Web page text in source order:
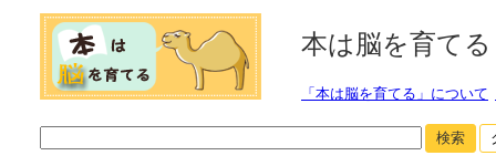
本は脳を育て
「本は脳を育てる」について
検索